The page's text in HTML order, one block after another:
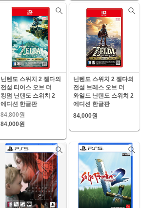
닌텐도 스위치 2 젤다의
전설 티어스 오브 더
킹덤 닌텐도 스위치 2
에디션 한글판
84,800원
84,000원
닌텐도 스위치 2 젤다의
전설 브레스 오브 더
와일드 닌텐도 스위치 2
에디션 한글판
84,000원